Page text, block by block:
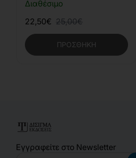
Διαθέσιμο
22,50€ 25,00€
ΠΡΟΣΘΉΚΗ
Εγγραφείτε στο Newsletter